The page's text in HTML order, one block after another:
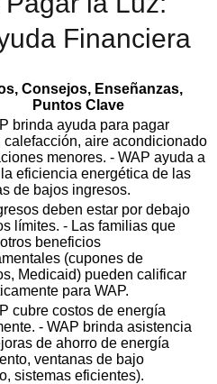
Financiera
Consejos, Enseñanzas,
Puntos Clave
brinda ayuda para pagar
calefacción, aire acondicionado
menores. - WAP ayuda a
eficiencia energética de las
de bajos ingresos.
deben estar por debajo
límites. - Las familias que
beneficios
(cupones de
Medicaid) pueden calificar
para WAP.
cubre costos de energía
- WAP brinda asistencia
de ahorro de energía
ventanas de bajo
sistemas eficientes).